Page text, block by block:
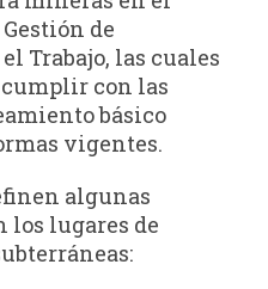
de
Trabajo, las cuales
con las
básico
vigentes.
algunas
los lugares de